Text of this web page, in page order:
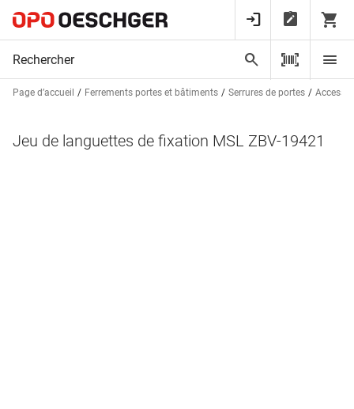
Page d’accueil Ferrements portes et bâtiments Serrures de portes
Jeu de languettes de fixation MSL ZBV-19421